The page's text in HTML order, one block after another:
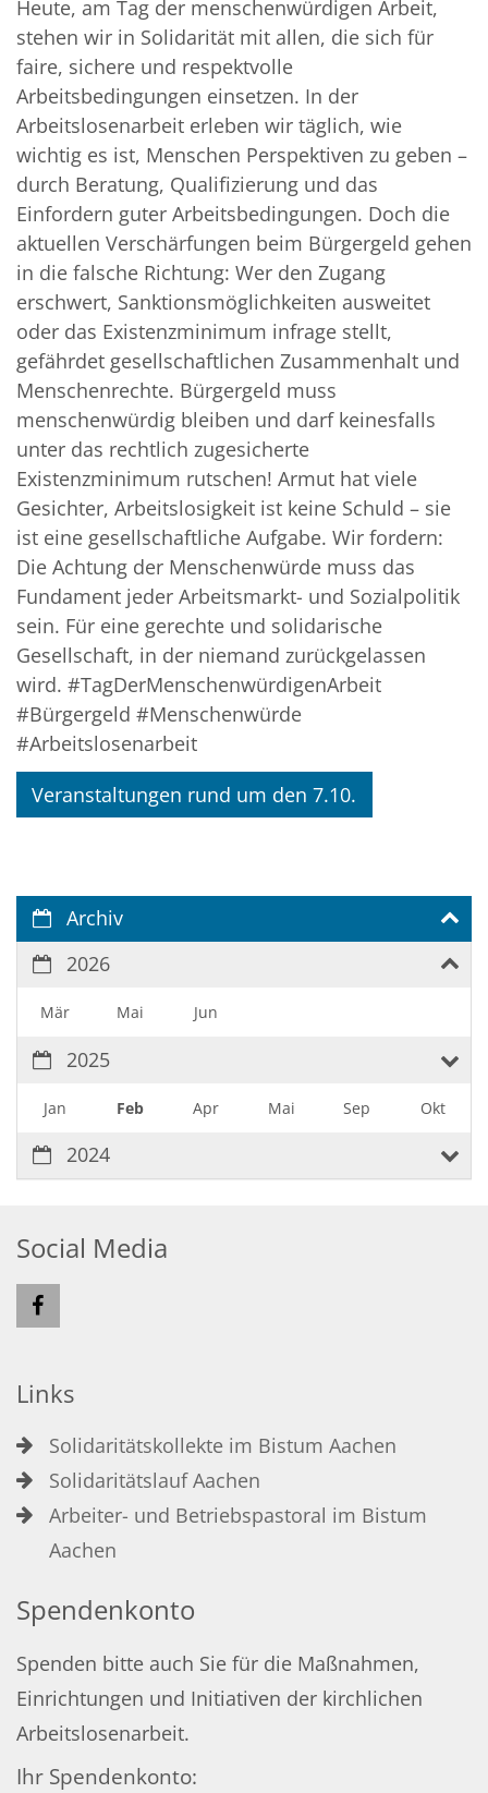
Heute, am Tag der menschenwürdigen Arbeit,
stehen wir in Solidarität mit allen, die sich für
faire, sichere und respektvolle
Arbeitsbedingungen einsetzen. In der
Arbeitslosenarbeit erleben wir täglich, wie
wichtig es ist, Menschen Perspektiven zu geben –
durch Beratung, Qualifizierung und das
Einfordern guter Arbeitsbedingungen. Doch die
aktuellen Verschärfungen beim Bürgergeld gehen
in die falsche Richtung: Wer den Zugang
erschwert, Sanktionsmöglichkeiten ausweitet
oder das Existenzminimum infrage stellt,
gefährdet gesellschaftlichen Zusammenhalt und
Menschenrechte. Bürgergeld muss
menschenwürdig bleiben und darf keinesfalls
unter das rechtlich zugesicherte
Existenzminimum rutschen! Armut hat viele
Gesichter, Arbeitslosigkeit ist keine Schuld – sie
ist eine gesellschaftliche Aufgabe. Wir fordern:
Die Achtung der Menschenwürde muss das
Fundament jeder Arbeitsmarkt- und Sozialpolitik
sein. Für eine gerechte und solidarische
Gesellschaft, in der niemand zurückgelassen
wird. #TagDerMenschenwürdigenArbeit
#Bürgergeld #Menschenwürde
#Arbeitslosenarbeit
Veranstaltungen rund um den 7.10.
Archiv
2026
Mär Mai Jun
2025
Jan Feb Apr Mai Sep Okt
2024
Social Media
Links
Solidaritätskollekte im Bistum Aachen
Solidaritätslauf Aachen
Arbeiter- und Betriebspastoral im Bistum
Aachen
Spendenkonto
Spenden bitte auch Sie für die Maßnahmen,
Einrichtungen und Initiativen der kirchlichen
Arbeitslosenarbeit.
Ihr Spendenkonto: